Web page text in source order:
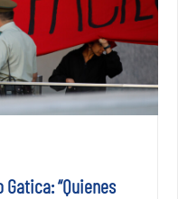
“Quienes